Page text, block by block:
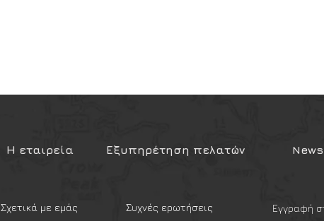
Η εταιρεία Εξυπηρέτηση πελατών
Σχετικά με εμάς Συχνές ερωτήσεις Εγγραφή